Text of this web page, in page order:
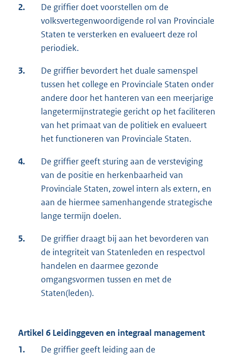
2.
De griffier doet voorstellen om de
volksvertegenwoordigende rol van Provinciale
Staten te versterken en evalueert deze rol
periodiek.
3.
De griffier bevordert het duale samenspel
tussen het college en Provinciale Staten onder
andere door het hanteren van een meerjarige
langetermijnstrategie gericht op het faciliteren
van het primaat van de politiek en evalueert
het functioneren van Provinciale Staten.
4.
De griffier geeft sturing aan de versteviging
van de positie en herkenbaarheid van
Provinciale Staten, zowel intern als extern, en
aan de hiermee samenhangende strategische
lange termijn doelen.
5.
De griffier draagt bij aan het bevorderen van
de integriteit van Statenleden en respectvol
handelen en daarmee gezonde
omgangsvormen tussen en met de
Staten(leden).
Artikel 6 Leidinggeven en integraal management
1.
De griffier geeft leiding aan de